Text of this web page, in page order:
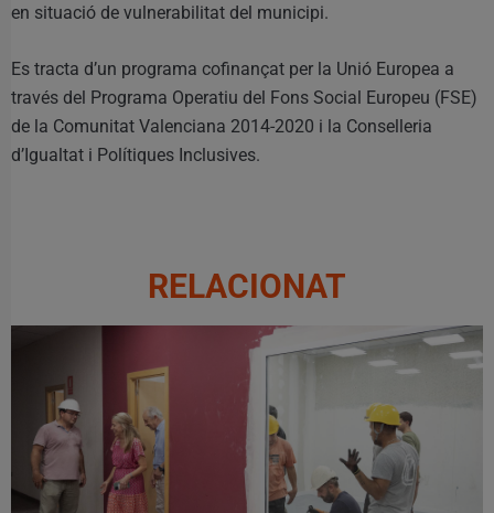
en situació de vulnerabilitat del municipi.
Es tracta d’un programa cofinançat per la Unió Europea a
través del Programa Operatiu del Fons Social Europeu (FSE)
de la Comunitat Valenciana 2014-2020 i la Conselleria
d’Igualtat i Polítiques Inclusives.
RELACIONAT